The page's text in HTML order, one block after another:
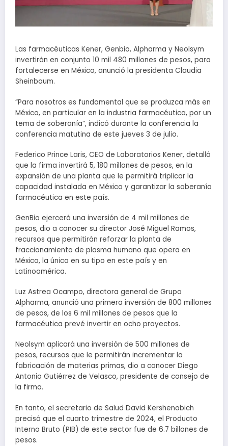
Las farmacéuticas Kener, Genbio, Alpharma y Neolsym
invertirán en conjunto 10 mil 480 millones de pesos, para
fortalecerse en México, anunció la presidenta Claudia
Sheinbaum.
“Para nosotros es fundamental que se produzca más en
México, en particular en la industria farmacéutica, por un
tema de soberanía”, indicó durante la conferencia la
conferencia matutina de este jueves 3 de julio.
Federico Prince Laris, CEO de Laboratorios Kener, detalló
que la firma invertirá 5, 180 millones de pesos, en la
expansión de una planta que le permitirá triplicar la
capacidad instalada en México y garantizar la soberanía
farmacéutica en este país.
GenBio ejercerá una inversión de 4 mil millones de
pesos, dio a conocer su director José Miguel Ramos,
recursos que permitirán reforzar la planta de
fraccionamiento de plasma humano que opera en
México, la única en su tipo en este país y en
Latinoamérica.
Luz Astrea Ocampo, directora general de Grupo
Alpharma, anunció una primera inversión de 800 millones
de pesos, de los 6 mil millones de pesos que la
farmacéutica prevé invertir en ocho proyectos.
Neolsym aplicará una inversión de 500 millones de
pesos, recursos que le permitirán incrementar la
fabricación de materias primas, dio a conocer Diego
Antonio Gutiérrez de Velasco, presidente de consejo de
la firma.
En tanto, el secretario de Salud David Kershenobich
precisó que el cuarto trimestre de 2024, el Producto
Interno Bruto (PIB) de este sector fue de 6.7 billones de
pesos.